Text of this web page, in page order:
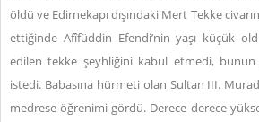
öldü ve Edirnekapı dışındaki Mert Tekke
ettiğinde Afîfüddin Efendi’nin yaşı küçük
edilen tekke şeyhliğini kabul etmedi,
istedi. Babasına hürmeti olan Sultan III.
medrese öğrenimi gördü. Derece derece